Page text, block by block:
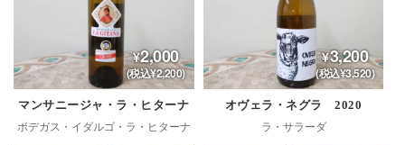
2,000
(税込¥2,200)
マンサニージャ・ラ・ヒターナ
ボデガス・イダルゴ・ラ・ヒターナ
3,200
(税込¥3,520)
オヴェラ・ネグラ 2020
ラ・サラーダ